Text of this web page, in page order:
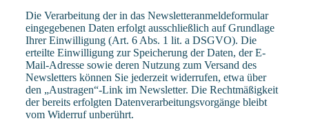
Die Verarbeitung der in das Newsletteranmeldeformular
eingegebenen Daten erfolgt ausschließlich auf Grundlage
Ihrer Einwilligung (Art. 6 Abs. 1 lit. a DSGVO). Die
erteilte Einwilligung zur Speicherung der Daten, der E-
Mail-Adresse sowie deren Nutzung zum Versand des
Newsletters können Sie jederzeit widerrufen, etwa über
den „Austragen“-Link im Newsletter. Die Rechtmäßigkeit
der bereits erfolgten Datenverarbeitungsvorgänge bleibt
vom Widerruf unberührt.